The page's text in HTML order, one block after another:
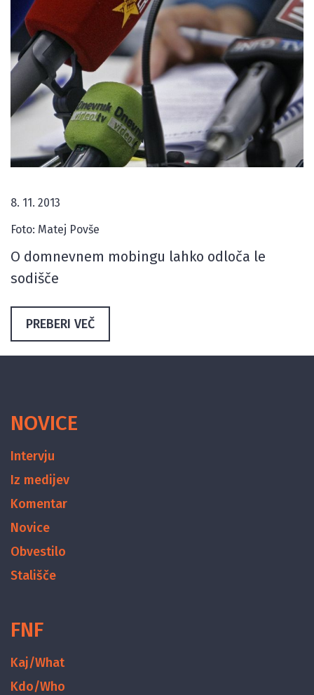
8. 11. 2013
Foto: Matej Povše
O domnevnem mobingu lahko odloča le
sodišče
PREBERI VEČ
NOVICE
Intervju
Iz medijev
Komentar
Novice
Obvestilo
Stališče
FNF
Kaj/What
Kdo/Who